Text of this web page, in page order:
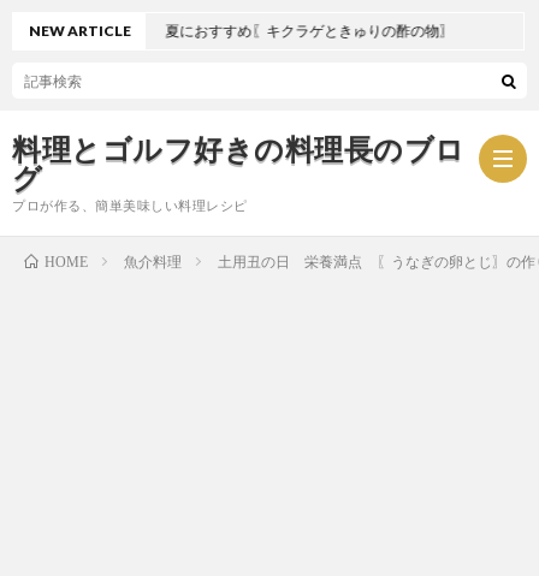
料理とゴルフ好きの料理長のブロ
グ
プロが作る、簡単美味しい料理レシピ
NEW ARTICLE夏におすすめ〖キクラゲときゅりの酢の物〗
HOME 魚介料理 土用丑の日 栄養満点 〖うなぎの卵とじ〗の作